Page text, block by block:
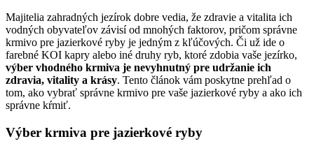
Majitelia zahradných jezírok dobre vedia, že zdravie a vitalita ich
vodných obyvateľov závisí od mnohých faktorov, pričom správne
krmivo pre jazierkové ryby je jedným z kľúčových. Či už ide o
farebné KOI kapry alebo iné druhy ryb, ktoré zdobia vaše jezírko,
výber vhodného krmiva je nevyhnutný pre udržanie ich
zdravia, vitality a krásy. Tento článok vám poskytne prehľad o
tom, ako vybrať správne krmivo pre vaše jazierkové ryby a ako ich
správne kŕmiť.
Výber krmiva pre jazierkové ryby